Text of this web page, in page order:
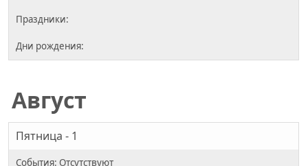
Август
Пятница - 1